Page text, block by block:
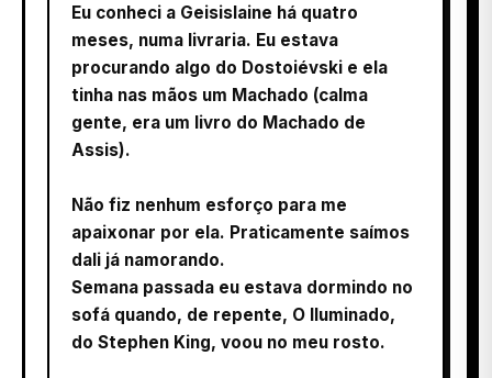
Eu conheci a Geisislaine há quatro
meses, numa livraria. Eu estava
procurando algo do Dostoiévski e ela
tinha nas mãos um Machado (calma
gente, era um livro do Machado de
Assis).
Não fiz nenhum esforço para me
apaixonar por ela. Praticamente saímos
dali já namorando.
Semana passada eu estava dormindo no
sofá quando, de repente, O Iluminado,
do Stephen King, voou no meu rosto.